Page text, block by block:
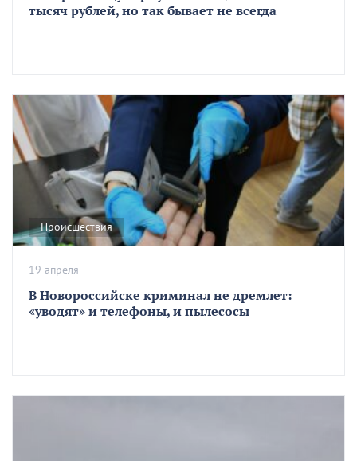
тысяч рублей, но так бывает не всегда
Происшествия
В Новороссийске криминал не дремлет:
«уводят» и телефоны, и пылесосы
19 апреля